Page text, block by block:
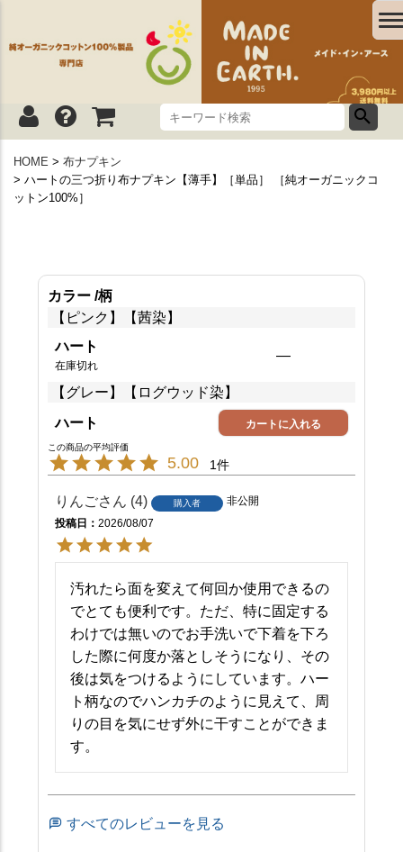
HOME
布ナプキン
ハートの三つ折り布ナプキン【薄手】［単品］ ［純オーガニックコ
ットン100%］
カラー 柄
【ピンク】【茜染】
ハート
在庫切れ
—
【グレー】【ログウッド染】
ハート
カートに入れる
5.00 1
りんご 4 購入者
非公開
投稿日
2026/08/07
汚れたら面を変えて何回か使用できるの
でとても便利です。ただ、特に固定する
わけでは無いのでお手洗いで下着を下ろ
した際に何度か落としそうになり、その
後は気をつけるようにしています。ハー
ト柄なのでハンカチのように見えて、周
りの目を気にせず外に干すことができま
すべてのレビューを見る